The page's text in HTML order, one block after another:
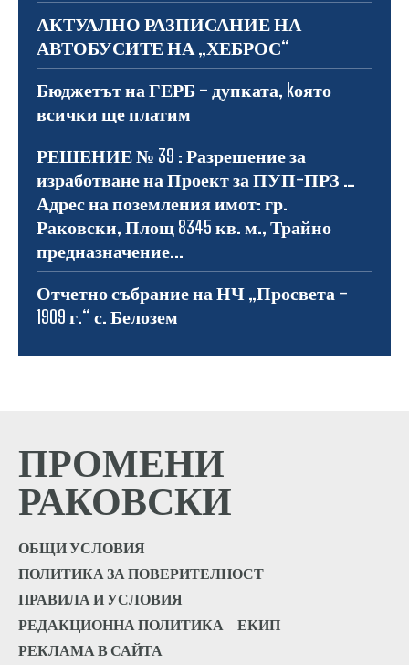
АКТУАЛНО РАЗПИСАНИЕ НА
АВТОБУСИТЕ НА „ХЕБРОС“
Бюджетът на ГЕРБ – дупката, kоято
всички ще платим
РЕШЕНИЕ № 39 : Разрешение за
изработване на Проект за ПУП-ПРЗ …
Адрес на поземления имот: гр.
Раковски, Площ 8345 кв. м., Трайно
предназначение...
Отчетно събрание на НЧ „Просвета –
1909 г.“ с. Белозем
ПРОМЕНИ
РАКОВСКИ
ОБЩИ УСЛОВИЯ
ПОЛИТИКА ЗА ПОВЕРИТЕЛНОСТ
ПРАВИЛА И УСЛОВИЯ
РЕДАКЦИОННА ПОЛИТИКА
ЕКИП
РЕКЛАМА В САЙТА